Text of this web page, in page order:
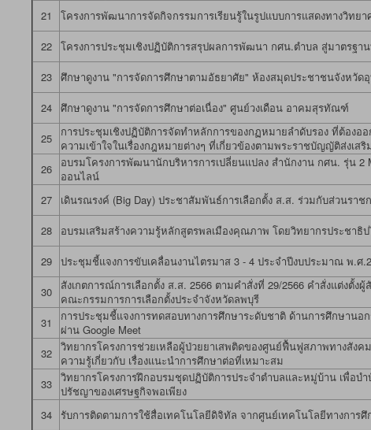
21 โครงการพัฒนาการจัดกิจกรรมการเรียนรู้ในรูปแบบการแสดงทางวิทย
22 โครงการประชุมเชิงปฏิบัติการสรุปผลการพัฒนา กศน.ตำบล สู่มาตรฐ
23 ศึกษาดูงาน "การจัดการศึกษาตามอัธยาศัย" ห้องสมุดประชาชนจังหวัด
24 ศึกษาดูงาน "การจัดการศึกษาต่อเนื่อง" ศูนย์วงเดือน อาคมสุรทัณฑ์
25
การประชุมเชิงปฏิบัติการจัดทำหลักการของกฏหมายลำดับรอง ที่ต้อง
ความเข้าใจในเรื่องกฎหมายต่างๆ ที่เกี่ยวข้องตามพระราชบัญญัติส่งเสริ
26
อบรมโครงการพัฒนานักบริหารการเปลี่ยนแปลง สำนักงาน กศน. รุ่น
ออนไลน์
27 เดินรณรงค์ (Big Day) ประชาสัมพันธ์การเลือกตั้ง ส.ส. ร่วมกับส่วนรา
28 อบรมเสริมสร้างความรู้หลักสูตรพลเมืองคุณภาพ โดยวิทยากรประชาธิ
29 ประชุมชี้แจงการขับเคลื่อนงานไตรมาส 3 - 4 ประจำปีงบประมาณ พ.
30
สังเกตการณ์การเลือกตั้ง ส.ส. 2566 ตามคำสั่งที่ 29/2566 คำสั่งแต่งตั้
คณะกรรมการการเลือกตั้งประจำจังหวัดลพบุรี
31
การประชุมชี้แจงการทดสอบทางการศึกษาระดับชาติ ด้านการศึกษานอ
ผ่าน Google Meet
32
วิทยากรโครงการช่วยเหลือผู้ป่วยยาเสพติดของศูนย์ฟื้นฟูสภาพทางสัง
ความรู้เกี่ยวกับ เรื่องแนะนำการศึกษาต่อที่เหมาะสม
33
วิทยากรโครงการฝึกอบรมชุดปฏิบัติการประจำตำบลและหมู่บ้าน เพื่
ปรัชญาของเศรษฐกิจพอเพียง
34 รับการติดตามการใช้สื่อเทคโนโลยีดิจิทัล จากศูนย์เทคโนโลยีทางการศึ